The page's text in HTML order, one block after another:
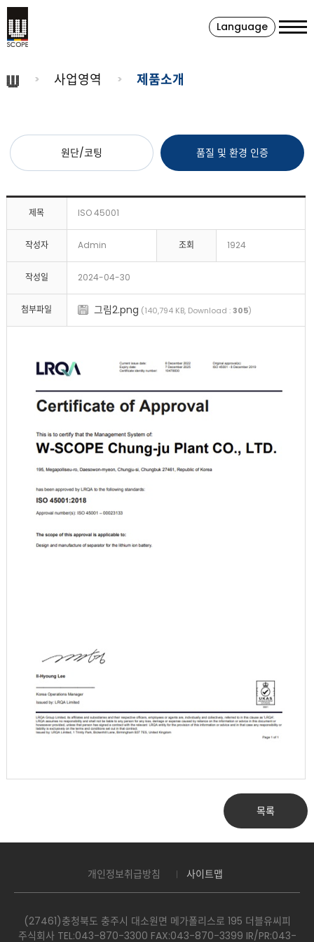
Language
사업영역 제품소개
원단/코팅 품질 및 환경 인증
제목 ISO 45001
작성자 Admin 조회 1924
작성일 2024-04-30
첨부파일 그림2.png (140,794 KB, Download :305)
목록
개인정보취급방침 사이트맵
(27461)충청북도 충주시 대소원면 메가폴리스로 195 더블유씨피
주식회사 TEL:043-870-3300​ FAX:043-870-3399 IR/PR:043-